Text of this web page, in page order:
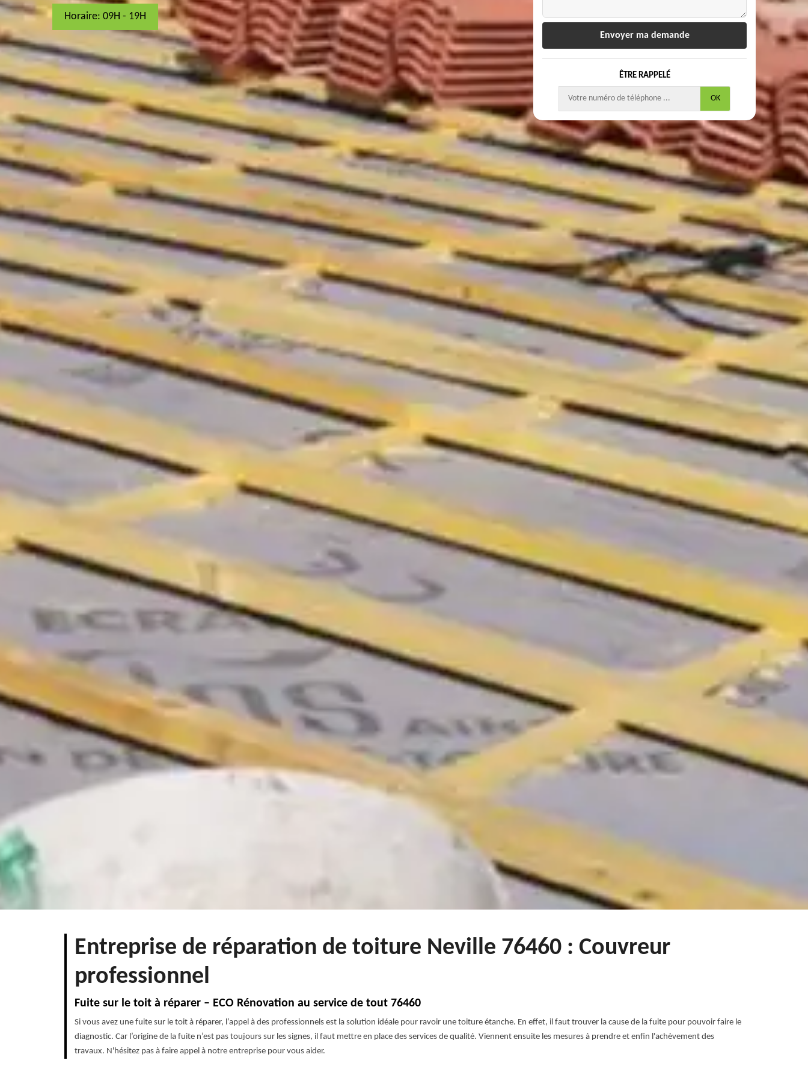
Horaire: 09H - 19H
ÊTRE RAPPELÉ
Entreprise de réparation de toiture Neville 76460 : Couvreur
professionnel
Fuite sur le toit à réparer – ECO Rénovation au service de tout 76460
Si vous avez une fuite sur le toit à réparer, l’appel à des professionnels est la solution idéale pour ravoir une toiture étanche. En effet, il faut trouver la cause de la fuite pour pouvoir faire le
diagnostic. Car l’origine de la fuite n’est pas toujours sur les signes, il faut mettre en place des services de qualité. Viennent ensuite les mesures à prendre et enfin l'achèvement des
travaux. N'hésitez pas à faire appel à notre entreprise pour vous aider.